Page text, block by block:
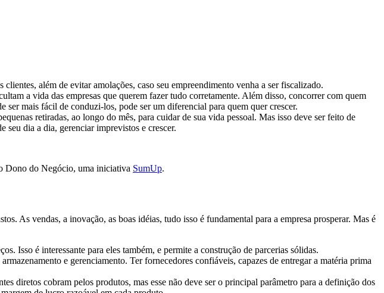
além de evitar amolações, caso seu empreendimento venha a ser fiscalizado.
a vida das empresas que querem fazer tudo corretamente. Além disso, concorrer com quem
mais fácil de conduzi-los, pode ser um diferencial para quem quer crescer.
retiradas, ao longo do mês, para cuidar de sua vida pessoal. Mas isso deve ser feito de
seu dia a dia, gerenciar imprevistos e crescer.
Dono do Negócio, uma iniciativa SumUp.
As vendas, a inovação, as boas idéias, tudo isso é fundamental para a empresa prosperar. Mas é
Isso é interessante para eles também, e permite a construção de parcerias sólidas.
e gerenciamento. Ter fornecedores confiáveis, capazes de entregar a matéria prima
diretos cobram pelos produtos, mas esse não deve ser o principal parâmetro para a definição dos